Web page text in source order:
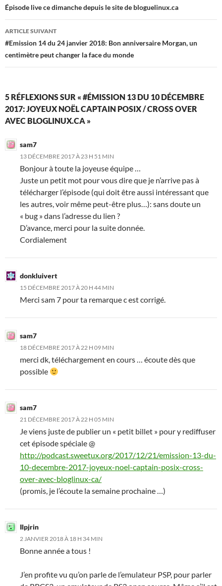
des
articles
Épisode live ce dimanche depuis le site de bloguelinux.ca
ARTICLE SUIVANT
#Emission 14 du 24 janvier 2018: Bon anniversaire Morgan, un
centimètre peut changer la face du monde
5 RÉFLEXIONS SUR « #ÉMISSION 13 DU 10 DÉCEMBRE
2017: JOYEUX NOËL CAPTAIN POSIX / CROSS OVER
AVEC BLOGLINUX.CA »
sam7
13 DÉCEMBRE 2017 À 23 H 51 MIN
Bonjour à toute la joyeuse équipe …
Juste un petit mot pour vous dire que je n’arrive pas à
télécharger l’épisode (qui doit être aussi intéressant que
les autres, voir même peut-être plus…): sans doute un
« bug » dans l’adresse du lien ?
D’avance, merci pour la suite donnée.
Cordialement
donkluivert
15 DÉCEMBRE 2017 À 20 H 44 MIN
Merci sam 7 pour ta remarque c est corrigé.
sam7
18 DÉCEMBRE 2017 À 22 H 09 MIN
merci dk, téléchargement en cours … écoute dès que
possible
sam7
21 DÉCEMBRE 2017 À 22 H 05 MIN
Je viens juste de publier un « petit billet » pour y rediffuser
cet épisode spéciale @
http://podcast.sweetux.org/2017/12/21/emission-13-du-
10-decembre-2017-joyeux-noel-captain-posix-cross-
over-avec-bloglinux-ca/
(promis, je l’écoute la semaine prochaine …)
Ilpjrin
2 JANVIER 2018 À 18 H 34 MIN
Bonne année a tous !
J’en profite vu qu’on parle de l’emulateur PSP, pour parler